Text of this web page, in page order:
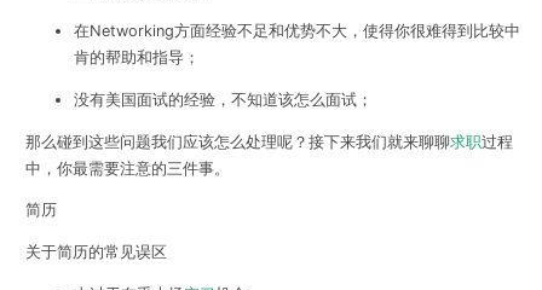
在Networking方面经验不足和优势不大，使得你很难得到比较中
肯的帮助和指导；
没有美国面试的经验，不知道该怎么面试；
那么碰到这些问题我们应该怎么处理呢？接下来我们就来聊聊求职过程
中，你最需要注意的三件事。
简历
关于简历的常见误区